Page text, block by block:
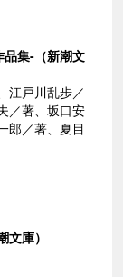
品集-（新潮文
江戸川乱歩／
／著、坂口安
郎／著、夏目
庫）